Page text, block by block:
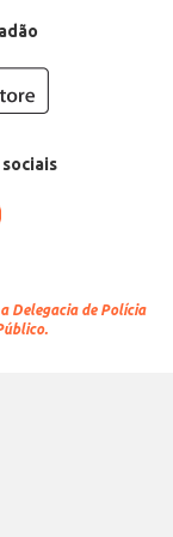
Delegacia de Polícia